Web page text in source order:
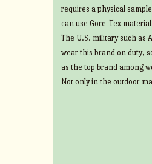
requires a physical
can use Gore-Tex
The U.S. military such as
wear this brand on duty,
as the top brand among
Not only in the outdoor